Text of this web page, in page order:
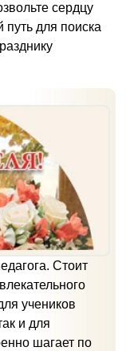
сердцу
путь для поиска
Стоит
учеников
и для
шагает по